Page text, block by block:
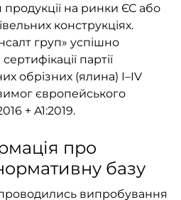
на ринки ЄС або
конструкціях.
груп» успішно
партії
обрізних (ялина) І–IV
європейського
+ A1:2019.
про
базу
випробування